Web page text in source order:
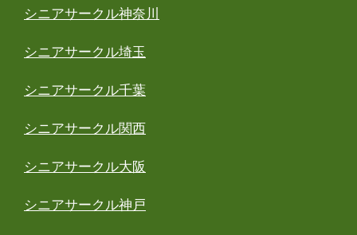
シニアサークル神奈川
シニアサークル埼玉
シニアサークル千葉
シニアサークル関西
シニアサークル大阪
シニアサークル神戸